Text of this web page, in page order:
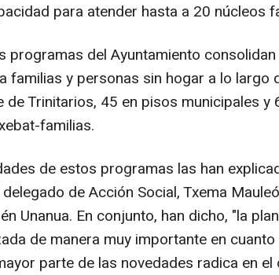
para atender hasta a 20 núcleos
programas del Ayuntamiento
familias y personas sin hogar a lo largo
de Trinitarios, 45 en pisos municipales y
familias.
de estos programas las han
de Acción Social, Txema
Unanua. En conjunto, han dicho, "la
de manera muy importante en
parte de las novedades radica en